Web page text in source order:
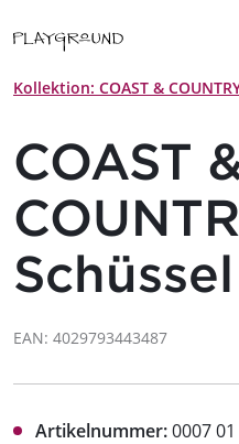
Kollektion: COAST &
COAST
EAN: 4029793443487
Artikelnummer:0007